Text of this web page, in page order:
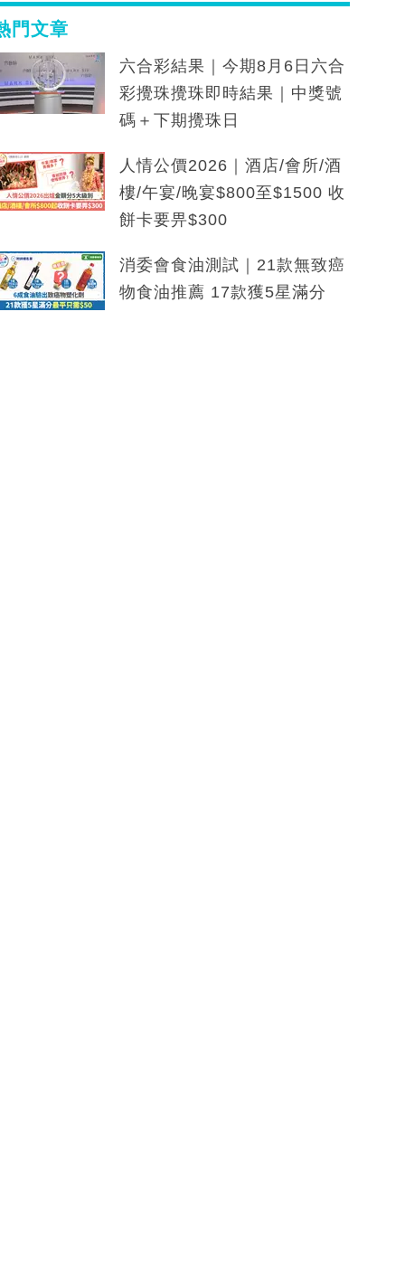
門文章
六合彩結果｜今期8月6日六合
彩攪珠攪珠即時結果｜中獎號
碼＋下期攪珠日
人情公價2026｜酒店/會所/酒
樓/午宴/晚宴$800至$1500 收
餅卡要畀$300
消委會食油測試｜21款無致癌
物食油推薦 17款獲5星滿分